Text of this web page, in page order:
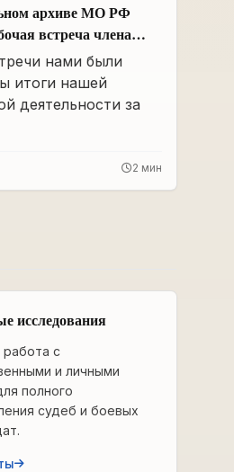
архиве МО РФ
встреча члена
палаты РФ и ЧР –
Регионального
движение
Иса Сардалов с
Панковым
нами были
итоги нашей
деятельности за
2 мин
исследования
с
и личными
полного
судеб и боевых